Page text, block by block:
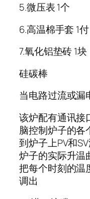
5.微压表 1个
6.高温棉手套 1付
7.氧化铝垫砖 1块
硅碳棒
当电路过流或漏
该炉配有通讯接
脑控制炉子的各
到炉子上PV和
炉子的实际升温
把每个时刻的温
调出